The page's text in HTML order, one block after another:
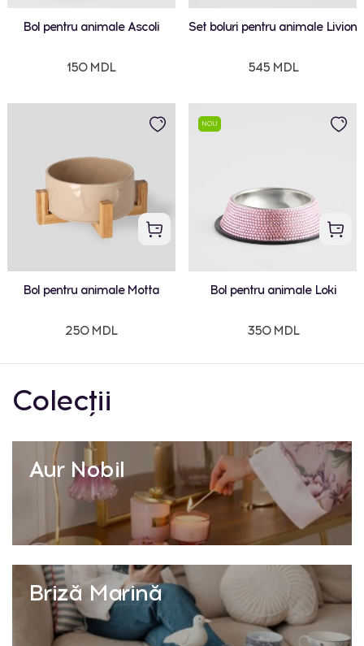
Bol pentru animale Ascoli
150 MDL
Set boluri pentru animale Livion
545 MDL
Bol pentru animale Motta
250 MDL
NOU
Bol pentru animale Loki
350 MDL
Colecții
Aur Nobil
Briză Marină